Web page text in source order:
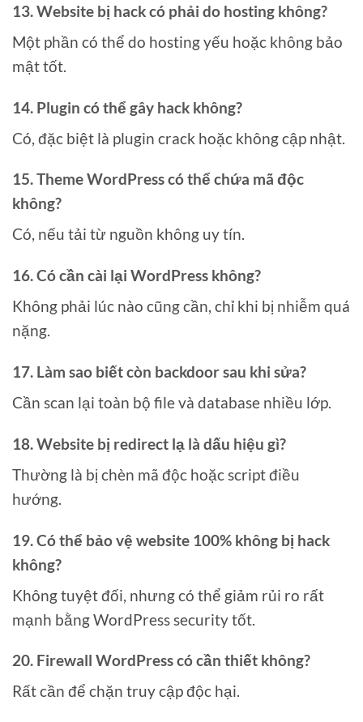
13. Website bị hack có phải do hosting không?
Một phần có thể do hosting yếu hoặc không bảo
mật tốt.
14. Plugin có thể gây hack không?
Có, đặc biệt là plugin crack hoặc không cập nhật.
15. Theme WordPress có thể chứa mã độc
không?
Có, nếu tải từ nguồn không uy tín.
16. Có cần cài lại WordPress không?
Không phải lúc nào cũng cần, chỉ khi bị nhiễm quá
nặng.
17. Làm sao biết còn backdoor sau khi sửa?
Cần scan lại toàn bộ file và database nhiều lớp.
18. Website bị redirect lạ là dấu hiệu gì?
Thường là bị chèn mã độc hoặc script điều
hướng.
19. Có thể bảo vệ website 100% không bị hack
không?
Không tuyệt đối, nhưng có thể giảm rủi ro rất
mạnh bằng WordPress security tốt.
20. Firewall WordPress có cần thiết không?
Rất cần để chặn truy cập độc hại.